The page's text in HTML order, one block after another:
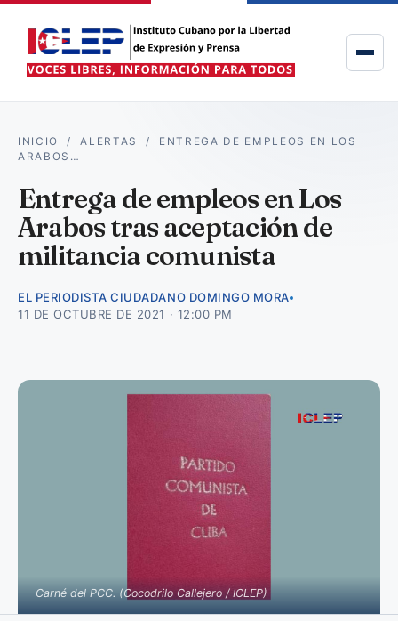
INICIO /ALERTAS / ENTREGA DE EMPLEOS EN LOS
ARABOS…
Entrega de empleos en Los
Arabos tras aceptación de
militancia comunista
EL PERIODISTA CIUDADANO DOMINGO MORA
11 DE OCTUBRE DE 2021 · 12:00 PM
Carné del PCC. (Cocodrilo Callejero / ICLEP)